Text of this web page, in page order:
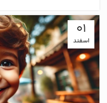
01
اسفند